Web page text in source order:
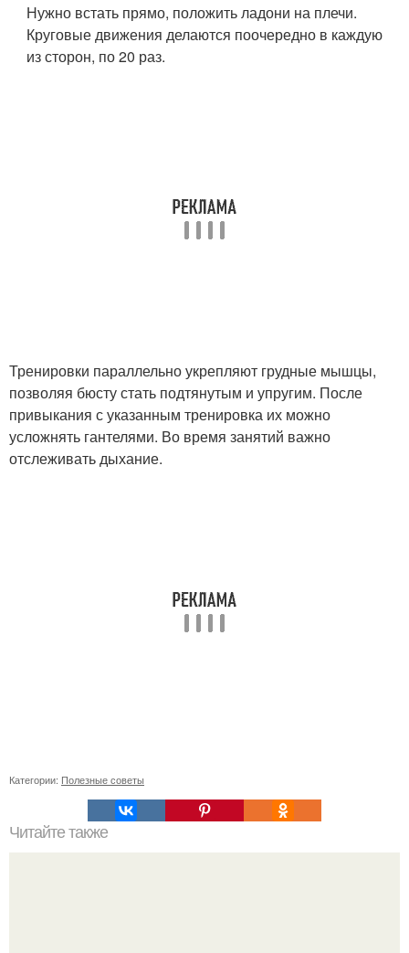
Нужно встать прямо, положить ладони на плечи.
Круговые движения делаются поочередно в каждую
из сторон, по 20 раз.
Тренировки параллельно укрепляют грудные мышцы,
позволяя бюсту стать подтянутым и упругим. После
привыкания с указанным тренировка их можно
усложнять гантелями. Во время занятий важно
отслеживать дыхание.
Категории: Полезные советы
Читайте также